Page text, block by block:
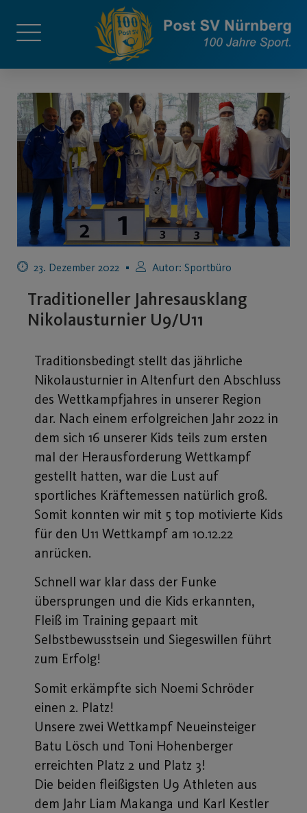
23. Dezember 2022 Autor: Sportbüro
Traditioneller Jahresausklang
Nikolausturnier U9/U11
Traditionsbedingt stellt das jährliche
Nikolausturnier in Altenfurt den Abschluss
des Wettkampfjahres in unserer Region
dar. Nach einem erfolgreichen Jahr 2022 in
dem sich 16 unserer Kids teils zum ersten
mal der Herausforderung Wettkampf
gestellt hatten, war die Lust auf
sportliches Kräftemessen natürlich groß.
Somit konnten wir mit 5 top motivierte Kids
für den U11 Wettkampf am 10.12.22
anrücken.
Schnell war klar dass der Funke
übersprungen und die Kids erkannten,
Fleiß im Training gepaart mit
Selbstbewusstsein und Siegeswillen führt
zum Erfolg!
Somit erkämpfte sich Noemi Schröder
einen 2. Platz!
Unsere zwei Wettkampf Neueinsteiger
Batu Lösch und Toni Hohenberger
erreichten Platz 2 und Platz 3!
Die beiden fleißigsten U9 Athleten aus
dem Jahr Liam Makanga und Karl Kestler